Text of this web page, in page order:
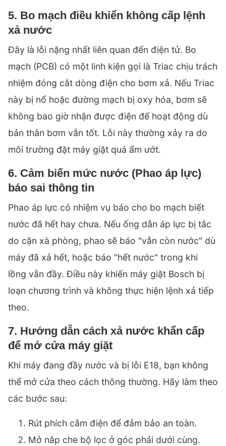
5. Bo mạch điều khiển không cấp lệnh
xả nước
Đây là lỗi nặng nhất liên quan đến điện tử. Bo
mạch (PCB) có một linh kiện gọi là Triac chịu trách
nhiệm đóng cắt dòng điện cho bơm xả. Nếu Triac
này bị nổ hoặc đường mạch bị oxy hóa, bơm sẽ
không bao giờ nhận được điện để hoạt động dù
bản thân bơm vẫn tốt. Lỗi này thường xảy ra do
môi trường đặt máy giặt quá ẩm ướt.
6. Cảm biến mức nước (Phao áp lực)
báo sai thông tin
Phao áp lực có nhiệm vụ báo cho bo mạch biết
nước đã hết hay chưa. Nếu ống dẫn áp lực bị tắc
do cặn xà phòng, phao sẽ báo "vẫn còn nước" dù
máy đã xả hết, hoặc báo "hết nước" trong khi
lồng vẫn đầy. Điều này khiến máy giặt Bosch bị
loạn chương trình và không thực hiện lệnh xả tiếp
theo.
7. Hướng dẫn cách xả nước khẩn cấp
để mở cửa máy giặt
Khi máy đang đầy nước và bị lỗi E18, bạn không
thể mở cửa theo cách thông thường. Hãy làm theo
các bước sau:
Rút phích cắm điện để đảm bảo an toàn.
Mở nắp che bộ lọc ở góc phải dưới cùng.